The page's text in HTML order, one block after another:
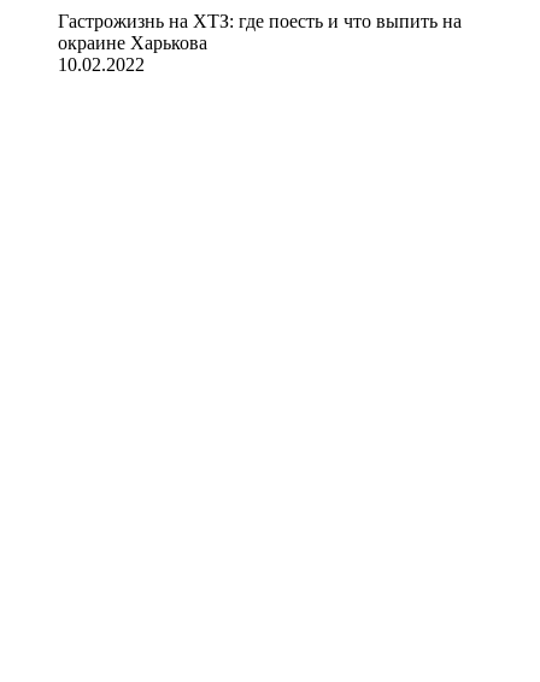
Гастрожизнь на ХТЗ: где поесть и что выпить на
окраине Харькова
10.02.2022